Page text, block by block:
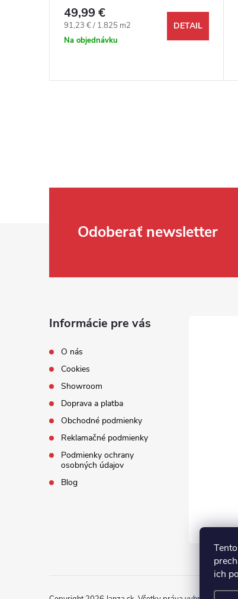
ich
49,99 €
Jednotková cena:
91,23 € / 1.825 m2
Na objednávku
DETAIL
Odoberať newsletter
Informácie pre vás
O nás
Cookies
Showroom
Doprava a platba
Obchodné podmienky
Reklamačné podmienky
Podmienky ochrany
osobných údajov
Blog